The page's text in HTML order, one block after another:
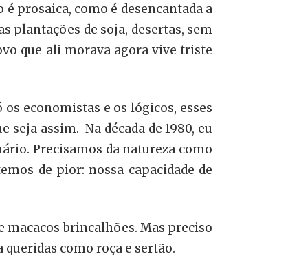
prosaica, como é desencantada a
plantações de soja, desertas, sem
que ali morava agora vive triste
economistas e os lógicos, esses
assim. Na década de 1980, eu
Precisamos da natureza como
de pior: nossa capacidade de
brincalhões. Mas preciso
como roça e sertão.